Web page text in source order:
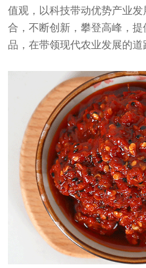
值观，以科技带动优势产业
合，不断创新，攀登高峰，
品，在带领现代农业发展的道